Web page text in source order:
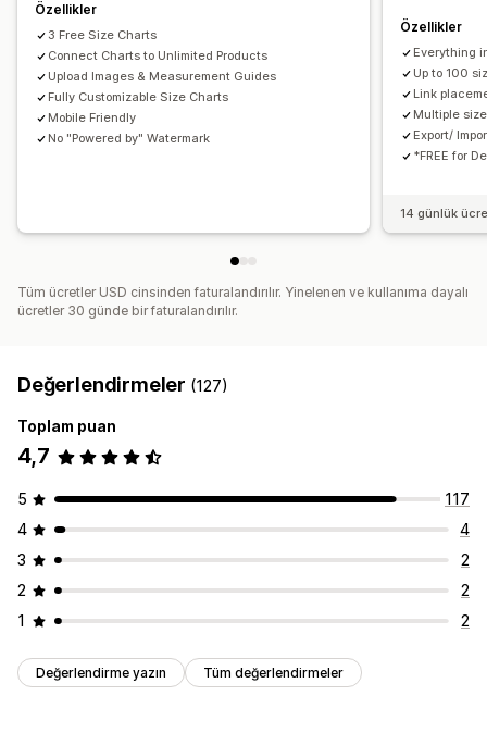
Özellikler
3 Free Size Charts
Connect Charts to Unlimited Products
Upload Images & Measurement Guides
Fully Customizable Size Charts
Mobile Friendly
No "Powered by" Watermark
Özellikler
Everything
Up to 100
Link
Multiple
Export/
*FREE for
14 günlük
Tüm ücretler USD cinsinden faturalandırılır. Yinelenen ve kullanıma dayalı
ücretler 30 günde bir faturalandırılır.
Değerlendirmeler (127)
Toplam puan
4,7
5
117
4
4
3
2
2
2
1
2
Değerlendirme yazın Tüm değerlendirmeler